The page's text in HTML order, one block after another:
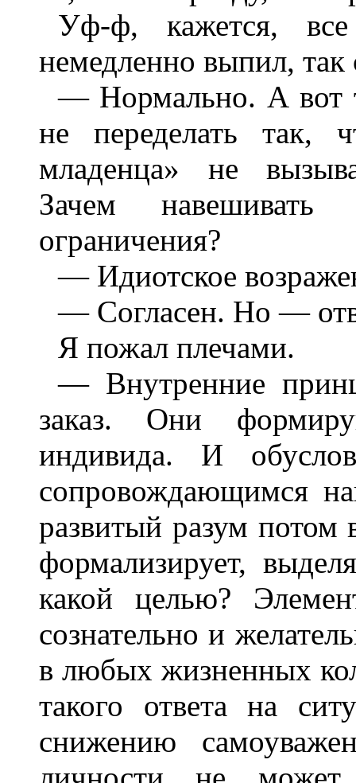
Уф-ф, кажется,
немедленно выпил, так
— Нормально. А вот
не переделать так,
младенца» не
Зачем
ограничения?
— Идиотское
— Согласен. Но —
Я пожал плечами.
— Внутренние
заказ. Они
индивида. И
сопровождающимся
развитый разум потом
формализирует,
какой целью?
сознательно и
в любых жизненных
такого ответа на
снижению